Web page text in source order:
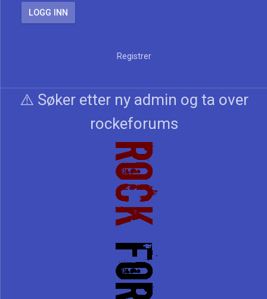
Registrer
⚠️ Søker etter ny admin og ta over
rockeforums